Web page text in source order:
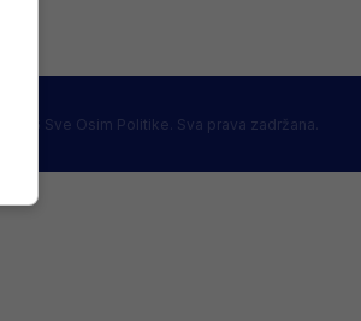
2026 Sve Osim Politike. Sva prava zadržana.